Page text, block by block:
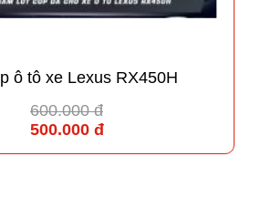
ô tô xe Lexus RX450H
600.000 đ
500.000 đ